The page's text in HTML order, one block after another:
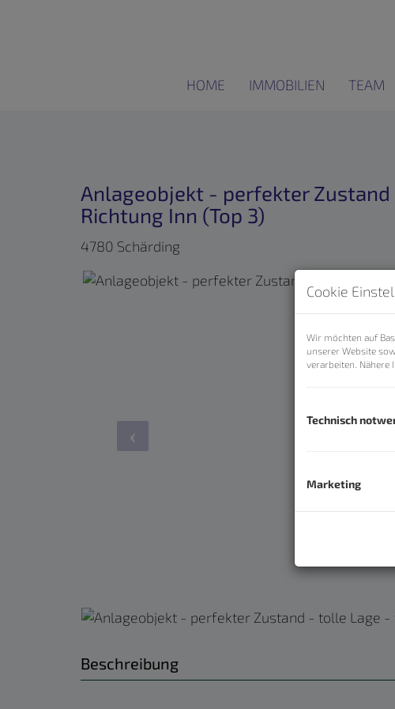
HOME IMMOBILIEN TEAM
Anlageobjekt - perfekter
Richtung Inn (Top 3)
4780 Schärding
Beschreibung
Cookie
Wir möchten auf
unserer Website
verarbeiten. Nähere
Technisch
Marketing